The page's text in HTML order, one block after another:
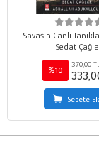
Savaşın Canlı
Sedat
%10
370,00
Sepete